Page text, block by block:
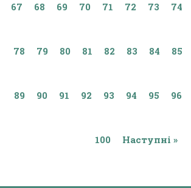
67 68 69 70 71 72 73 74
78 79 80 81 82 83 84 85
89 90 91 92 93 94 95 96
100 Наступні »